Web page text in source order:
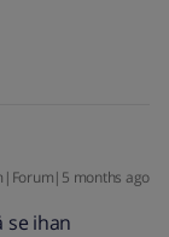
months ago
se ihan